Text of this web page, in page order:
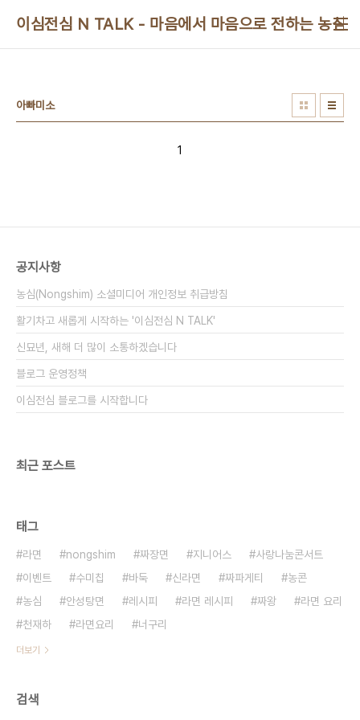
이심전심 N TALK - 마음에서 마음으로 전하는 농심
아빠미소
1
공지사항
농심(Nongshim) 소셜미디어 개인정보 취급방침
활기차고 새롭게 시작하는 '이심전심 N TALK'
신묘년, 새해 더 많이 소통하겠습니다
블로그 운영정책
이심전심 블로그를 시작합니다
최근 포스트
태그
라면 nongshim 짜장면 지니어스
사랑나눔콘서트
이벤트
수미칩 바둑 신라면 짜파게티
농콘
농심
안성탕면 레시피 라면 레시피 짜왕
라면 요리
천재하
라면요리 너구리
더보기
검색